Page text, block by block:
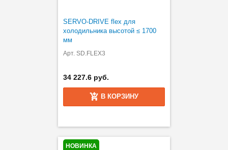
SERVO-DRIVE flex для
холодильника высотой ≤ 1700
мм
Арт. SD.FLEX3
34 227.6 руб.
В КОРЗИНУ
НОВИНКА